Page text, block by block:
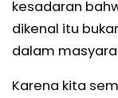
kesadaran
dikenal itu
dalam
Karena kita